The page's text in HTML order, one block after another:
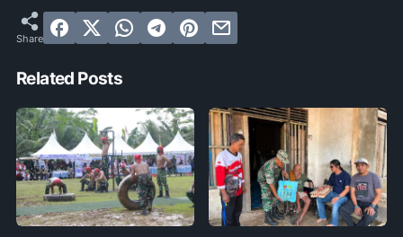
Related Posts